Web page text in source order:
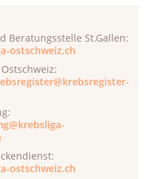
Beratungsstelle St.Gallen:
ostschweiz.ch
ostschweiz.ch